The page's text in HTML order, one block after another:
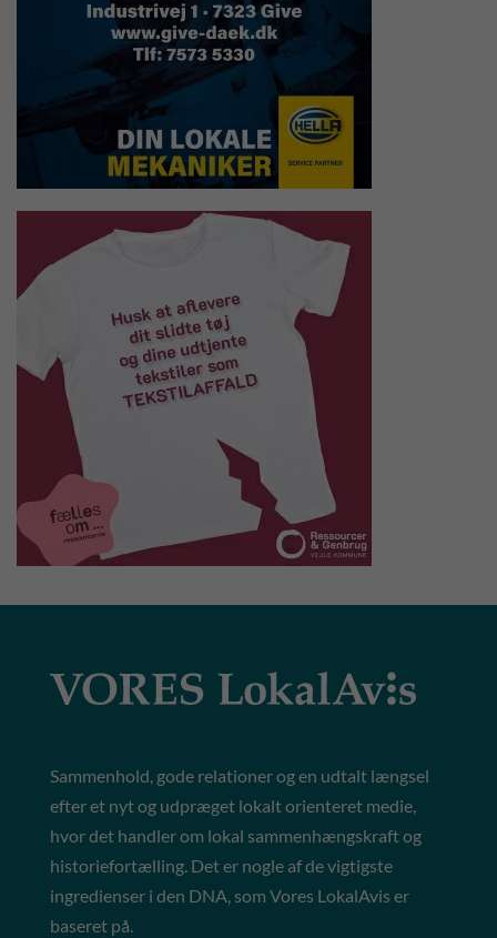
Sammenhold, gode relationer og en udtalt længsel
efter et nyt og udpræget lokalt orienteret medie,
hvor det handler om lokal sammenhængskraft og
historiefortælling. Det er nogle af de vigtigste
ingredienser i den DNA, som Vores LokalAvis er
baseret på.